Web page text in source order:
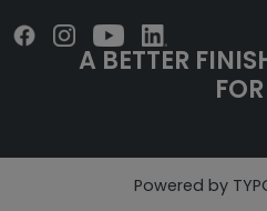
A BETTER
Powered by